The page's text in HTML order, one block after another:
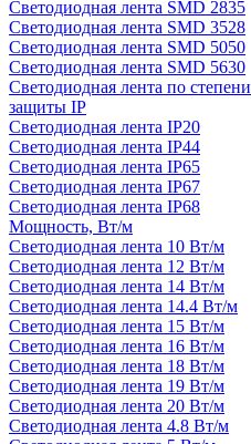
Светодиодная лента SMD 2835
Светодиодная лента SMD 3528
Светодиодная лента SMD 5050
Светодиодная лента SMD 5630
Светодиодная лента по степени
защиты IP
Светодиодная лента IP20
Светодиодная лента IP44
Светодиодная лента IP65
Светодиодная лента IP67
Светодиодная лента IP68
Мощность, Вт/м
Светодиодная лента 10 Вт/м
Светодиодная лента 12 Вт/м
Светодиодная лента 14 Вт/м
Светодиодная лента 14.4 Вт/м
Светодиодная лента 15 Вт/м
Светодиодная лента 16 Вт/м
Светодиодная лента 18 Вт/м
Светодиодная лента 19 Вт/м
Светодиодная лента 20 Вт/м
Светодиодная лента 4.8 Вт/м